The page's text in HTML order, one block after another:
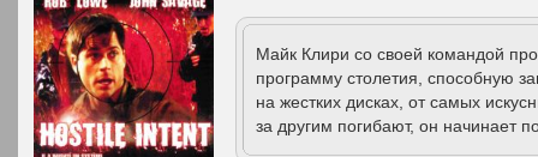
Майк Клири со своей командой
программу столетия, способную
на жестких дисках, от самых
за другим погибают, он начинает